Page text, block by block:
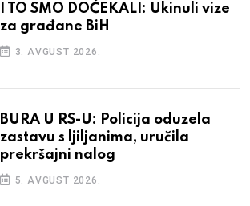
I TO SMO DOČEKALI: Ukinuli vize
za građane BiH
3. AVGUST 2026.
BURA U RS-U: Policija oduzela
zastavu s ljiljanima, uručila
prekršajni nalog
5. AVGUST 2026.